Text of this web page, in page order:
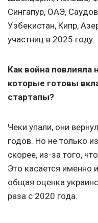
Сингапур, ОАЭ,
Узбекистан, Кипр,
участниц в 2025 году.
Как война повлияла
которые готовы
стартапы?
Чеки упали, они
годов. Но не только
скорее, из-за того,
Это касается именно
общая оценка
раза с 2020 года.